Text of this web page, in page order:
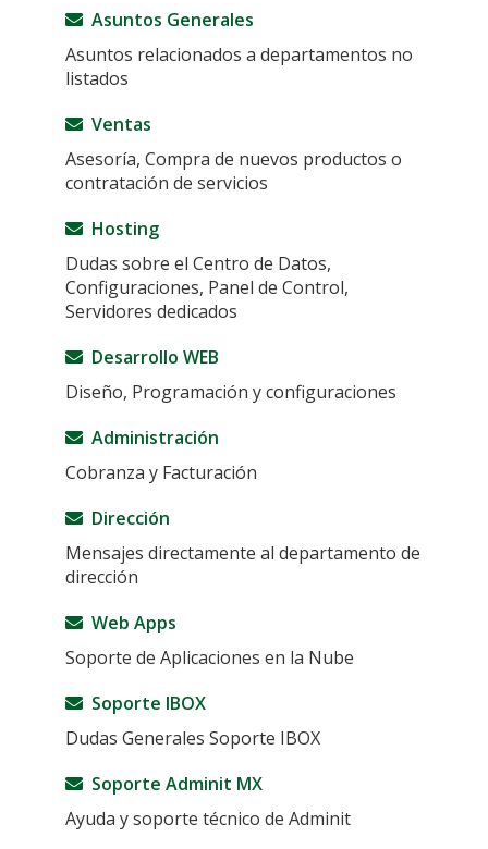
Asuntos Generales
Asuntos relacionados a departamentos no
listados
Ventas
Asesoría, Compra de nuevos productos o
contratación de servicios
Hosting
Dudas sobre el Centro de Datos,
Configuraciones, Panel de Control,
Servidores dedicados
Desarrollo WEB
Diseño, Programación y configuraciones
Administración
Cobranza y Facturación
Dirección
Mensajes directamente al departamento de
dirección
Web Apps
Soporte de Aplicaciones en la Nube
Soporte IBOX
Dudas Generales Soporte IBOX
Soporte Adminit MX
Ayuda y soporte técnico de Adminit